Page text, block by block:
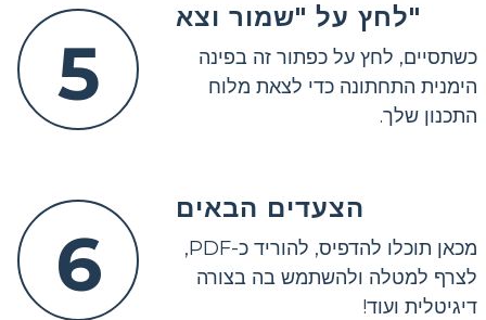
5
לחץ על "שמור וצא"
כשתסיים, לחץ על כפתור זה בפינה
הימנית התחתונה כדי לצאת מלוח
התכנון שלך.
6
הצעדים הבאים
מכאן תוכלו להדפיס, להוריד כ-PDF,
לצרף למטלה ולהשתמש בה בצורה
דיגיטלית ועוד!